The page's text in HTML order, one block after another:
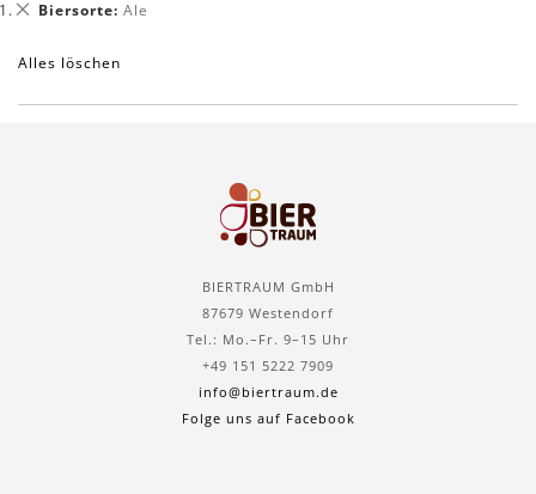
Biersorte Ale
Dies
Alles löschen
BIERTRAUM GmbH
87679 Westendorf
Tel.: Mo.–Fr. 9–15 Uhr
+49 151 5222 7909
info@biertraum.de
Folge uns auf Facebook